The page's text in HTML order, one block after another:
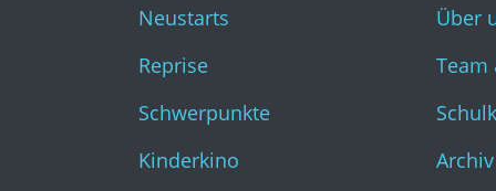
Kinderkino
Stummfilm
Cine International
Filmclub
Neustarts
Reprise
Schwerpunkte
Kinderkino
Über
Team
Archiv